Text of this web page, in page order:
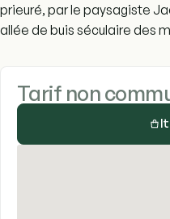
prieuré, par le paysagiste
allée de buis séculaire des
Tarif non